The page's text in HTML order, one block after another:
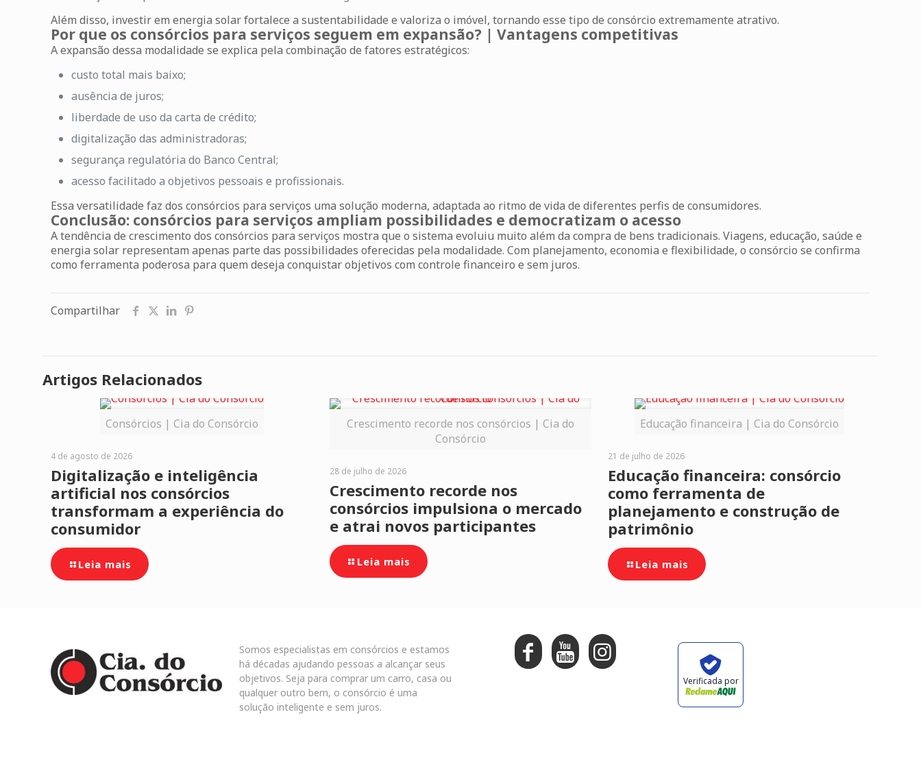
Além disso, investir em energia solar fortalece a sustentabilidade e valoriza o imóvel, tornando esse tipo de consórcio extremamente atrativo.
Por que os consórcios para serviços seguem em expansão? | Vantagens competitivas
A expansão dessa modalidade se explica pela combinação de fatores estratégicos:
custo total mais baixo;
ausência de juros;
liberdade de uso da carta de crédito;
digitalização das administradoras;
segurança regulatória do Banco Central;
acesso facilitado a objetivos pessoais e profissionais.
Essa versatilidade faz dosconsórcios para serviços uma solução moderna, adaptada ao ritmo de vida de diferentes perfis de consumidores.
Conclusão: consórcios para serviços ampliam possibilidades e democratizam o acesso
A tendência de crescimento dosconsórcios para serviços mostra que o sistema evoluiu muito além da compra de bens tradicionais. Viagens, educação, saúde e
energia solar representam apenas parte das possibilidades oferecidas pela modalidade. Com planejamento, economia e flexibilidade, o consórcio se confirma
como ferramenta poderosa para quem deseja conquistar objetivos com controle financeiro e sem juros.
Compartilhar
Artigos Relacionados
Consórcios | Cia do Consórcio
4 de agosto de 2026
Digitalização e inteligência
artificial nos consórcios
transformam a experiência do
consumidor
Leia mais
Crescimento recorde nos consórcios | Cia do
Consórcio
28 de julho de 2026
Crescimento recorde nos
consórcios impulsiona o mercado
e atrai novos participantes
Leia mais
Educação financeira | Cia do Consórcio
21 de julho de 2026
Educação financeira: consórcio
como ferramenta de
planejamento e construção de
patrimônio
Leia mais
Somos especialistas em consórcios e estamos
há décadas ajudando pessoas a alcançar seus
objetivos. Seja para comprar um carro, casa ou
qualquer outro bem, o consórcio é uma
solução inteligente e sem juros.
Verificada por